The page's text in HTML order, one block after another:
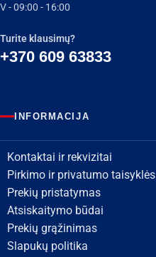
V - 09:00 - 16:00
Turite klausimų?
+370 609 63833
INFORMACIJA
Kontaktai ir rekvizitai
Pirkimo ir privatumo taisyklės
Prekių pristatymas
Atsiskaitymo būdai
Prekių grąžinimas
Slapukų politika